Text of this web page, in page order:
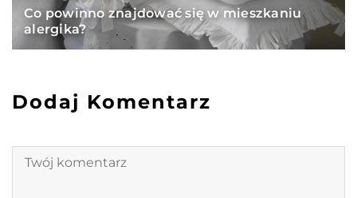
Co powinno znajdować się w mieszkaniu
alergika?
Dodaj Komentarz